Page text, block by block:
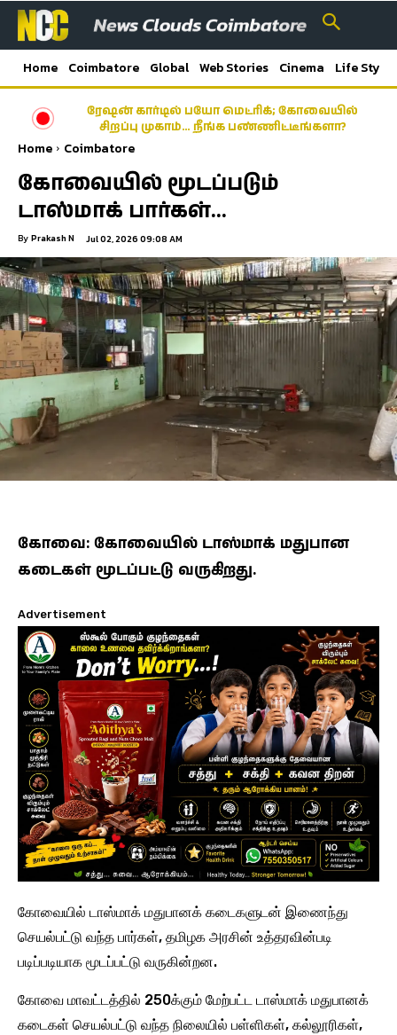
Home Coimbatore Global Web Stories Cinema Life Style
ரேஷன் கார்டில் பயோ மெட்ரிக்; கோவையில்
சிறப்பு முகாம்… நீங்க பண்ணிட்டீங்களா?
Home Coimbatore
கோவையில் மூடப்படும்
டாஸ்மாக் பார்கள்…
By Prakash N Jul 02, 2026 09:08 AM
கோவை: கோவையில் டாஸ்மாக் மதுபான
கடைகள் மூடப்பட்டு வருகிறது.
Advertisement
கோவையில் டாஸ்மாக் மதுபானக் கடைகளுடன் இணைந்து
செயல்பட்டு வந்த பார்கள், தமிழக அரசின் உத்தரவின்படி
படிப்படியாக மூடப்பட்டு வருகின்றன.
கோவை மாவட்டத்தில் 250க்கும் மேற்பட்ட டாஸ்மாக் மதுபானக்
கடைகள் செயல்பட்டு வந்த நிலையில் பள்ளிகள், கல்லூரிகள்,